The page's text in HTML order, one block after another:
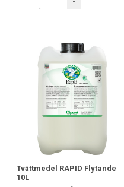
Tvättmedel RAPID Flytande
10L